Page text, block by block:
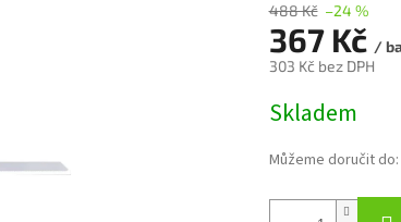
488 Kč –24 %
367 Kč /
303 Kč bez DPH
cena:
Skladem
Můžeme doručit do: